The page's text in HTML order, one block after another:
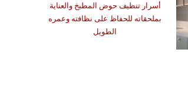
أسرار تنظيف حوض المطبخ والعناية
بملحقاته للحفاظ على نظافته وعمره
الطويل